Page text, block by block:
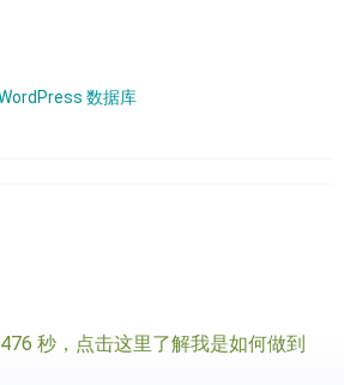
数据库
秒， 点击这里了解我是如何做到